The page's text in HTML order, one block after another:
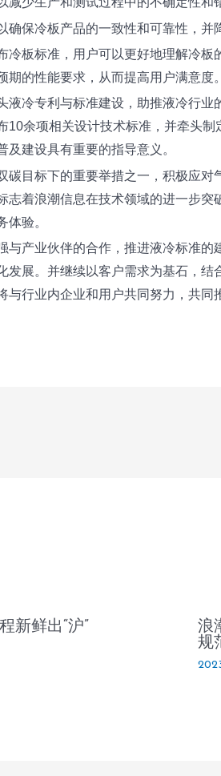
确保冷板产品的一致性和可靠性，并
冷板标准，用户可以更好地理解冷
的性能要求，从而提高用户满意度。
液冷专利与标准建设，助推液冷行
10余项相关设计技术标准，并牵头
建设具有重要的指导意义。
碳目标下的重要举措之一，积极应
志着浪潮信息在技术领域的进一步突
体验。
与产业伙伴的合作，推进液冷标准
发展。并继续以客户需求为基石，
与行业内企业和用户共同努力，共同
新鲜出“沪”
浪
规